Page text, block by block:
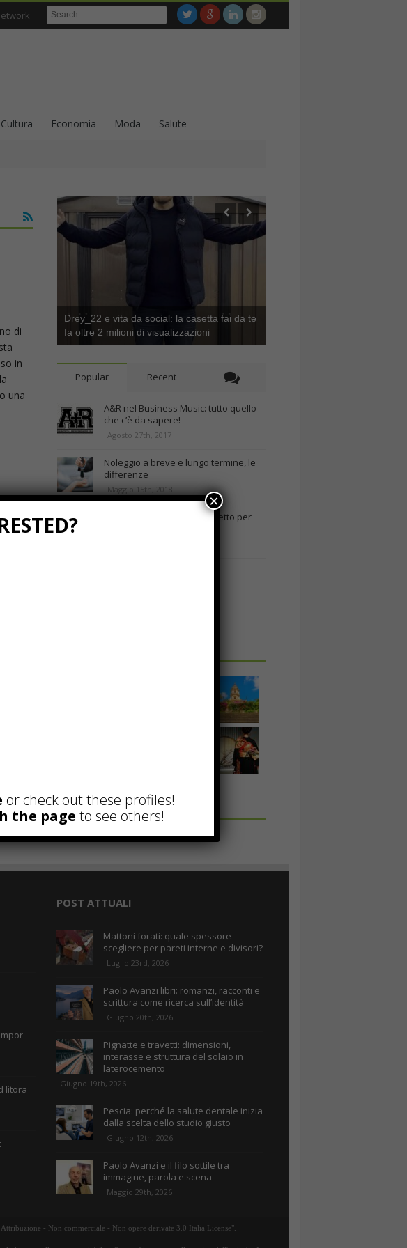
Cultura Economia Moda Salute
di
in
una
Drey_22 e vita da social: la casetta fai da te
fa oltre 2 milioni di visualizzazioni
Popular Recent
A&R nel Business Music: tutto quello
che c’è da sapere!
Agosto 27th, 2017
Noleggio a breve e lungo termine, le
differenze
Maggio 15th, 2018
Come realizzare un cancelletto per
litora
POST ATTUALI
Mattoni forati: quale spessore
scegliere per pareti interne e divisori?
Luglio 23rd, 2026
Paolo Avanzi libri: romanzi, racconti e
scrittura come ricerca sull’identità
Giugno 20th, 2026
Pignatte e travetti: dimensioni,
interasse e struttura del solaio in
laterocemento
Giugno 19th, 2026
Pescia: perché la salute dentale inizia
dalla scelta dello studio giusto
Giugno 12th, 2026
Paolo Avanzi e il filo sottile tra
immagine, parola e scena
Maggio 29th, 2026
- Non commerciale - Non opere derivate 3.0 Italia License".
or check out these profiles!
the page to see others!
×